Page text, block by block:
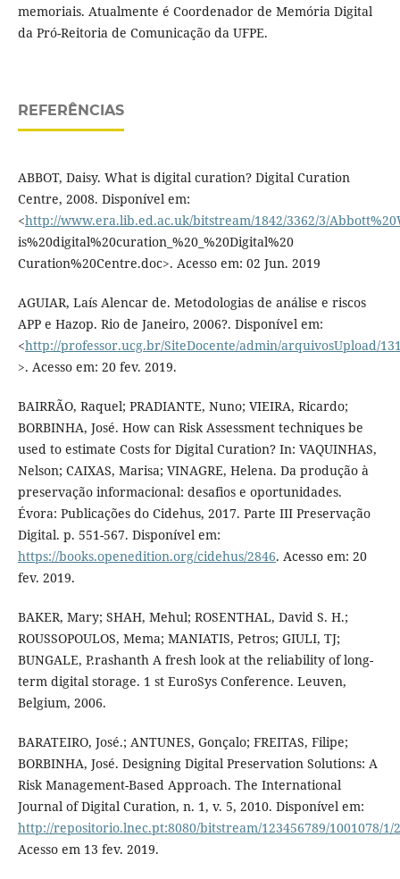
memoriais. Atualmente é Coordenador de Memória Digital
da Pró-Reitoria de Comunicação da UFPE.
REFERÊNCIAS
ABBOT, Daisy. What is digital curation? Digital Curation
Centre, 2008. Disponível em:
<http://www.era.lib.ed.ac.uk/bitstream/1842/3362/3/
is%20digital%20curation_%20_%20Digital%20
Curation%20Centre.doc>. Acesso em: 02 Jun. 2019
AGUIAR, Laís Alencar de. Metodologias de análise e riscos
APP e Hazop. Rio de Janeiro, 2006?. Disponível em:
<http://professor.ucg.br/SiteDocente/admin/arquivosUpload/
>. Acesso em: 20 fev. 2019.
BAIRRÃO, Raquel; PRADIANTE, Nuno; VIEIRA, Ricardo;
BORBINHA, José. How can Risk Assessment techniques be
used to estimate Costs for Digital Curation? In: VAQUINHAS,
Nelson; CAIXAS, Marisa; VINAGRE, Helena. Da produção à
preservação informacional: desafios e oportunidades.
Évora: Publicações do Cidehus, 2017. Parte III Preservação
Digital. p. 551-567. Disponível em:
https://books.openedition.org/cidehus/2846. Acesso em: 20
fev. 2019.
BAKER, Mary; SHAH, Mehul; ROSENTHAL, David S. H.;
ROUSSOPOULOS, Mema; MANIATIS, Petros; GIULI, TJ;
BUNGALE, P.rashanth A fresh look at the reliability of long-
term digital storage. 1 st EuroSys Conference. Leuven,
Belgium, 2006.
BARATEIRO, José.; ANTUNES, Gonçalo; FREITAS, Filipe;
BORBINHA, José. Designing Digital Preservation Solutions: A
Risk Management-Based Approach. The International
Journal of Digital Curation, n. 1, v. 5, 2010. Disponível em:
http://repositorio.lnec.pt:8080/bitstream/123456789/1001078/1/
Acesso em 13 fev. 2019.